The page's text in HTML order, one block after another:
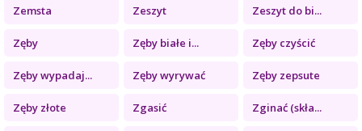
Zemsta Zeszyt Zeszyt do bi...
Zęby Zęby białe i... Zęby czyścić
Zęby wypadaj... Zęby wyrywać Zęby zepsute
Zęby złote Zgasić Zginać (skła...